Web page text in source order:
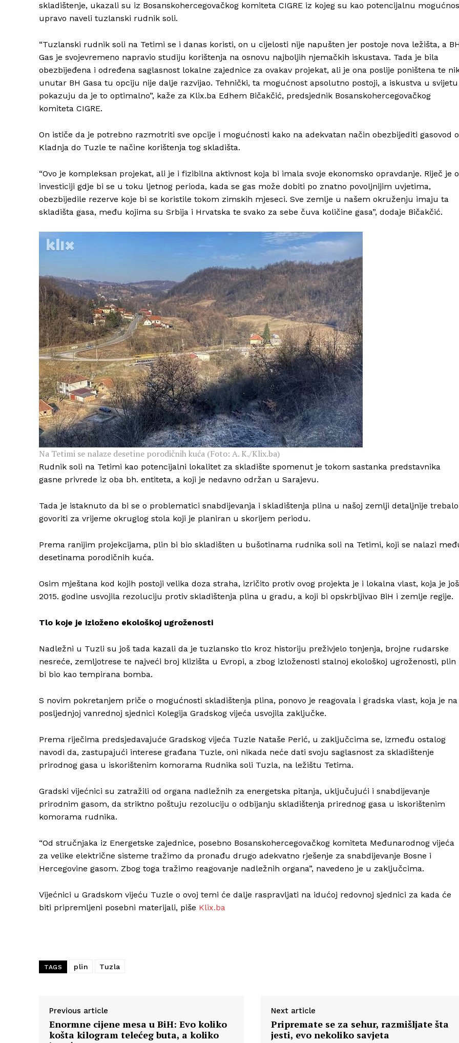
skladištenje, ukazali su iz Bosanskohercegovačkog komiteta CIGRE iz kojeg su kao potencijalnu
upravo naveli tuzlanski rudnik soli.
“Tuzlanski rudnik soli na Tetimi se i danas koristi, on u cijelosti nije napušten jer postoje nova ležišta, a
Gas je svojevremeno napravio studiju korištenja na osnovu najboljih njemačkih iskustava. Tada je bila
obezbijeđena i određena saglasnost lokalne zajednice za ovakav projekat, ali je ona poslije poništena te
unutar BH Gasa tu opciju nije dalje razvijao. Tehnički, ta mogućnost apsolutno postoji, a iskustva u svijetu
pokazuju da je to optimalno”, kaže za Klix.ba Edhem Bičakčić, predsjednik Bosanskohercegovačkog
komiteta CIGRE.
On ističe da je potrebno razmotriti sve opcije i mogućnosti kako na adekvatan način obezbijediti gasovod
Kladnja do Tuzle te načine korištenja tog skladišta.
“Ovo je kompleksan projekat, ali je i fizibilna aktivnost koja bi imala svoje ekonomsko opravdanje. Riječ je o
investiciji gdje bi se u toku ljetnog perioda, kada se gas može dobiti po znatno povoljnijim uvjetima,
obezbijedile rezerve koje bi se koristile tokom zimskih mjeseci. Sve zemlje u našem okruženju imaju ta
skladišta gasa, među kojima su Srbija i Hrvatska te svako za sebe čuva količine gasa”, dodaje Bičakčić.
Na Tetimi se nalaze desetine porodičnih kuća (Foto: A. K./Klix.ba)
Rudnik soli na Tetimi kao potencijalni lokalitet za skladište spomenut je tokom sastanka predstavnika
gasne privrede iz oba bh. entiteta, a koji je nedavno održan u Sarajevu.
Tada je istaknuto da bi se o problematici snabdijevanja i skladištenja plina u našoj zemlji detaljnije trebalo
govoriti za vrijeme okruglog stola koji je planiran u skorijem periodu.
Prema ranijim projekcijama, plin bi bio skladišten u bušotinama rudnika soli na Tetimi, koji se nalazi
desetinama porodičnih kuća.
Osim mještana kod kojih postoji velika doza straha, izričito protiv ovog projekta je i lokalna vlast, koja je još
2015. godine usvojila rezoluciju protiv skladištenja plina u gradu, a koji bi opskrbljivao BiH i zemlje regije.
Tlo koje je izloženo ekološkoj ugroženosti
Nadležni u Tuzli su još tada kazali da je tuzlansko tlo kroz historiju preživjelo tonjenja, brojne rudarske
nesreće, zemljotrese te najveći broj klizišta u Evropi, a zbog izloženosti stalnoj ekološkoj ugroženosti, plin
bi bio kao tempirana bomba.
S novim pokretanjem priče o mogućnosti skladištenja plina, ponovo je reagovala i gradska vlast, koja je na
posljednjoj vanrednoj sjednici Kolegija Gradskog vijeća usvojila zaključke.
Prema riječima predsjedavajuće Gradskog vijeća Tuzle Nataše Perić, u zaključcima se, između ostalog
navodi da, zastupajući interese građana Tuzle, oni nikada neće dati svoju saglasnost za skladištenje
prirodnog gasa u iskorištenim komorama Rudnika soli Tuzla, na ležištu Tetima.
Gradski vijećnici su zatražili od organa nadležnih za energetska pitanja, uključujući i snabdijevanje
prirodnim gasom, da striktno poštuju rezoluciju o odbijanju skladištenja prirednog gasa u iskorištenim
komorama rudnika.
“Od stručnjaka iz Energetske zajednice, posebno Bosanskohercegovačkog komiteta Međunarodnog vijeća
za velike električne sisteme tražimo da pronađu drugo adekvatno rješenje za snabdijevanje Bosne i
Hercegovine gasom. Zbog toga tražimo reagovanje nadležnih organa”, navedeno je u zaključcima.
Vijećnici u Gradskom vijeću Tuzle o ovoj temi će dalje raspravljati na idućoj redovnoj sjednici za kada će
biti pripremljeni posebni materijali, piše Klix.ba
TAGS plin Tuzla
Previous article
Enormne cijene mesa u BiH: Evo koliko
košta kilogram telećeg buta, a koliko
Next article
Pripremate se za sehur, razmišljate šta
jesti, evo nekoliko savjeta